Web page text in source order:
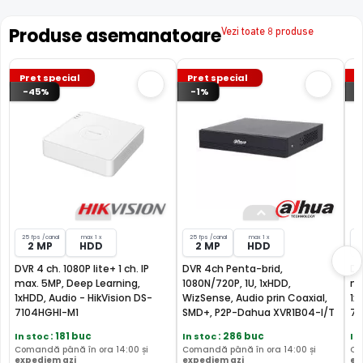
Compara cu produse asemanatoare
Tabel comparativ generat automat pe baza categoriei si
features.
Comparatie Q-See QVD5708 vs 3
Caracteristica
Q-See
QVD5708
(acest produs)
HikVision DS-
7104HGHI-M1
Dahua
DVR DVR
Canale
4 canale 4
Tehnologie
HDCVI, HDTVI,
AHD,
ANALOGICA, IP
HDCVI, HDTVI,
AHD,
ANALOGICA, IP
AHD,
Rezolutie max
2 MP/1080p 2 MP/
Produse asemanatoareVezi toate 8 produse
Pret special
-45%
25 fps /canal
2 MP
max 1 x
HDD
DVR 4 ch. 1080P lite+ 1 ch. IP
max. 5MP, Deep Learning,
1xHDD, Audio - HikVision DS-
7104HGHI-M1
In stoc: 181 buc
Comandă până în ora 14:00 și
expediem azi
Pret special
-1%
25 fps /canal
2 MP
max 1 x
HDD
DVR 4ch Penta-brid,
1080N/720P, 1U, 1xHDD,
WizSense, Audio prin Coaxial,
SMD+, P2P-Dahua XVR1B04-I/T
In stoc: 286 buc
Comandă până în ora 14:00 și
expediem azi
In